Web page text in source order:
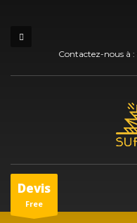
Contactez-nous à :
Devis
Free